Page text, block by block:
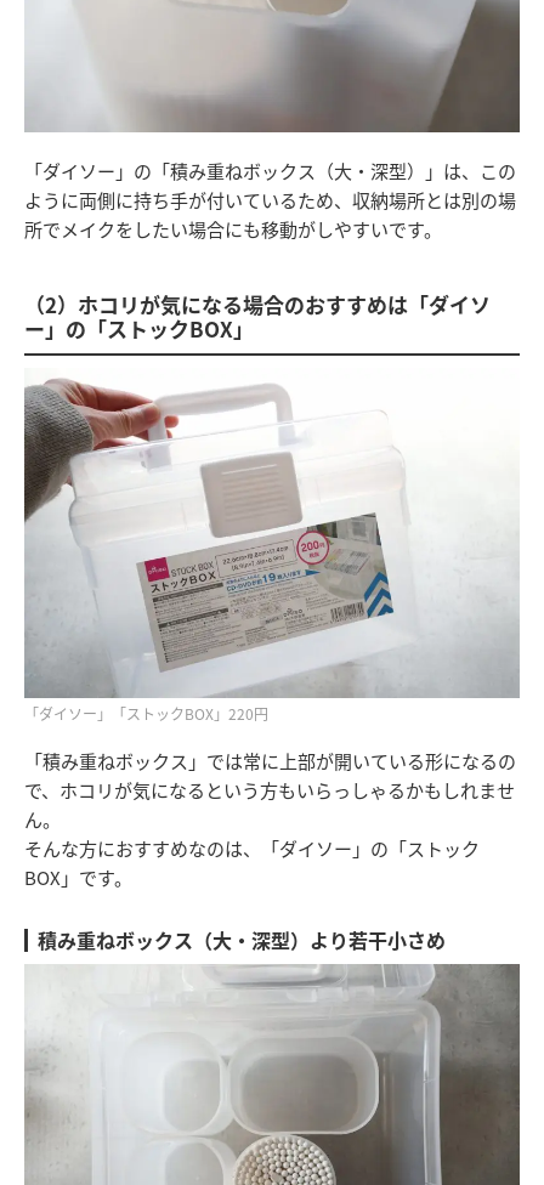
「ダイソー」の「積み重ねボックス（大・深型）」は、この
ように両側に持ち手が付いているため、収納場所とは別の場
所でメイクをしたい場合にも移動がしやすいです。
（2）ホコリが気になる場合のおすすめは「ダイソ
ー」の「ストックBOX」
「ダイソー」「ストックBOX」220円
「積み重ねボックス」では常に上部が開いている形になるの
で、ホコリが気になるという方もいらっしゃるかもしれませ
ん。
そんな方におすすめなのは、「ダイソー」の「ストック
BOX」です。
積み重ねボックス（大・深型）より若干小さめ